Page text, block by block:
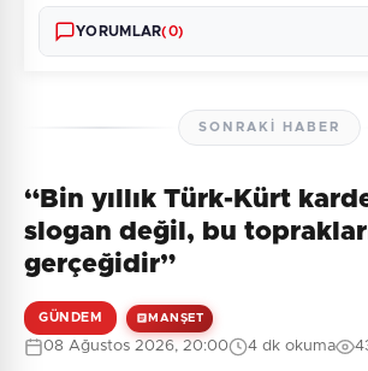
Güvenlik Sorusu:
YORUMLAR(0)
Henüz yorum yapılmamış. İlk
SONRAKI HABER
“Bin yıllık Türk-Kürt
slogan değil, bu
gerçeğidir”
GÜNDEM MANŞET
08 Ağustos 2026, 20:00 4 dk okuma